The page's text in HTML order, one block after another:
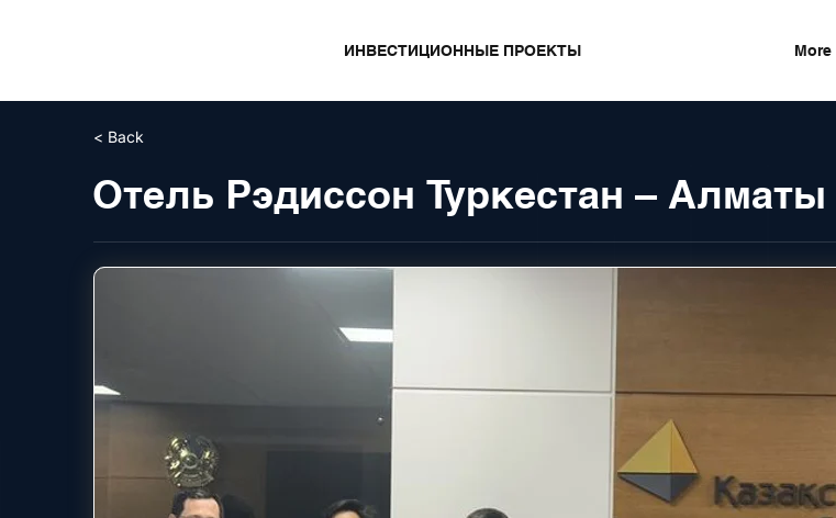
ИНВЕСТИЦИОННЫЕ ПРОЕКТЫ More
< Back
Отель Рэдиссон Туркестан – Алматы